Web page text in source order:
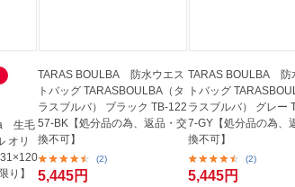
生毛
オリ
り】
TARAS BOULBA 防水ウエス
トバッグ TARASBOULBA（タ
ラスブルバ） ブラック TB-122
57-BK【処分品の為、返品・交
換不可】
(2)
5,445円
TARAS BOULBA 防
トバッグ
ラスブルバ） グレー
7-GY【処分品の為、
換不可】
(2)
5,445円